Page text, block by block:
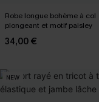
Robe longue bohème à col
plongeant et motif paisley
34,00 €
NEW